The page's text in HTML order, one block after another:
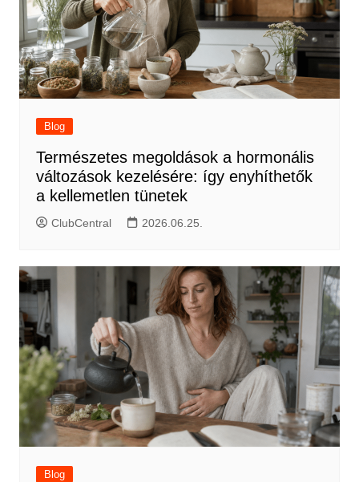
Blog
Természetes megoldások a hormonális
változások kezelésére: így enyhíthetők
a kellemetlen tünetek
ClubCentral 2026.06.25.
Blog